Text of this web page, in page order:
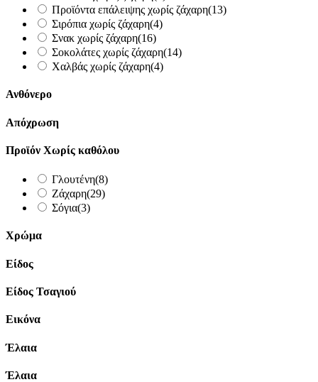
Προϊόντα επάλειψης χωρίς ζάχαρη(13)
Σιρόπια χωρίς ζάχαρη(4)
Σνακ χωρίς ζάχαρη(16)
Σοκολάτες χωρίς ζάχαρη(14)
Χαλβάς χωρίς ζάχαρη(4)
Ανθόνερο
Απόχρωση
Προϊόν Χωρίς καθόλου
Γλουτένη(8)
Ζάχαρη(29)
Σόγια(3)
Χρώμα
Είδος
Είδος Τσαγιού
Εικόνα
Έλαια
Έλαια